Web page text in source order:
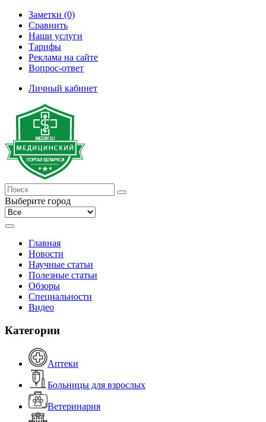
Заметки (0)
Сравнить
Наши услуги
Тарифы
Реклама на сайте
Вопрос-ответ
Личный кабинет
Выберите город
Главная
Новости
Научные статьи
Полезные статьи
Обзоры
Специальности
Видео
Категории
Аптеки
Больницы для взрослых
Ветеринария